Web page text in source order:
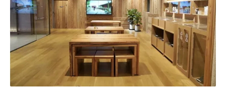
理林保署保育企劃組長陳年晃表示，國有林指林保署經營
管理的國有林班地，包括天然林和人工林，但不包括租地
造林。我國自2018年定錨國有林撫育目標朝永續發展，5
年多來終於完成全區取得全球最客觀、嚴格的FSC驗證，
共近160萬公頃的認證林地，佔全國森林面積71.5%